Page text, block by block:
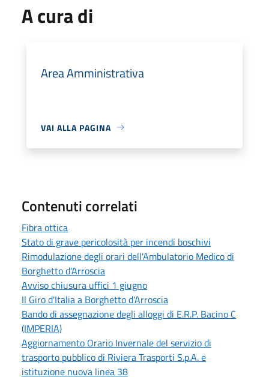
A cura di
Area Amministrativa
VAI ALLA PAGINA
Contenuti correlati
Fibra ottica
Stato di grave pericolosità per incendi boschivi
Rimodulazione degli orari dell'Ambulatorio Medico di
Borghetto d'Arroscia
Avviso chiusura uffici 1 giugno
Il Giro d'Italia a Borghetto d'Arroscia
Bando di assegnazione degli alloggi di E.R.P. Bacino C
(IMPERIA)
Aggiornamento Orario Invernale del servizio di
trasporto pubblico di Riviera Trasporti S.p.A. e
istituzione nuova linea 38